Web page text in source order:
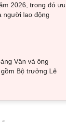
2026, trong đó ưu
người lao động
Vân và ông
Bộ trưởng Lê